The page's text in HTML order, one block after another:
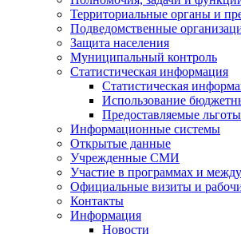
Территориальные органы и
Подведомственные
Защита населения
Муниципальный контроль
Статистическая информация
Статистическая
Использование
Предоставляемые льготы
Информационные системы
Открытые данные
Учрежденные СМИ
Участие в программах и
Официальные визиты и
Контакты
Информация
Новости